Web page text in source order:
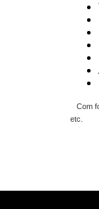
Com
etc.